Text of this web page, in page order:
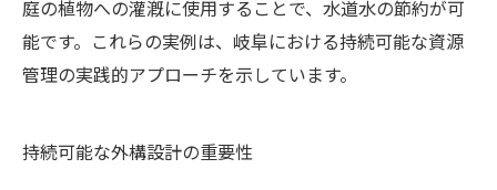
庭の植物への灌漑に使用することで、水道水の節約が可
能です。これらの実例は、岐阜における持続可能な資源
管理の実践的アプローチを示しています。
持続可能な外構設計の重要性